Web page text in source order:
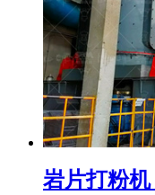
岩片打粉机